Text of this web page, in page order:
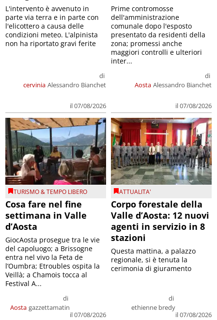
cervinia
di
Alessandro Bianchet
il 07/08/2026
L'intervento è avvenuto in
parte via terra e in parte con
l'elicottero a causa delle
condizioni meteo. L'alpinista
non ha riportato gravi ferite
Aosta
di
Alessandro Bianchet
il 07/08/2026
Prime contromosse
dell'amministrazione
comunale dopo l'esposto
presentato da residenti della
zona; promessi anche
maggiori controlli e ulteriori
inter...
TURISMO & TEMPO LIBERO
Cosa fare nel fine
settimana in Valle
d’Aosta
Aosta
di
gazzettamatin
il 07/08/2026
GiocAosta prosegue tra le vie
del capoluogo; a Brissogne
entra nel vivo la Feta de
l’Oumbra; Etroubles ospita la
Veillà; a Chamois tocca al
Festival A...
ATTUALITA'
Corpo forestale della
Valle d’Aosta: 12 nuovi
agenti in servizio in 8
stazioni
di
ethienne bredy
il 07/08/2026
Questa mattina, a palazzo
regionale, si è tenuta la
cerimonia di giuramento